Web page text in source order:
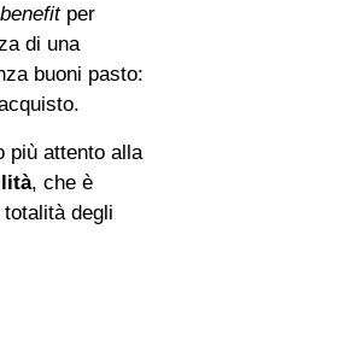
per
di una
buoni pasto:
più attento alla
, che è
degli